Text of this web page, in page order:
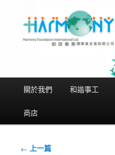
和諧事業國
Harmony
Limited
單
關於我們 和諧事工
商店
文
← 上一篇